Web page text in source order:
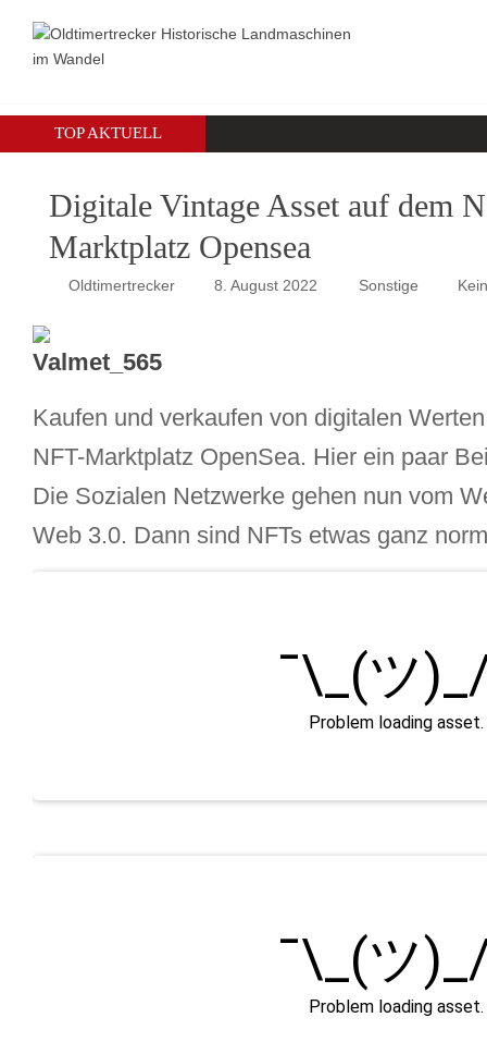
TOP AKTUELL
Digitale Vintage Asset auf dem
Marktplatz Opensea
Oldtimertrecker 8. August 2022 Sonstige
Kaufen und verkaufen von digitalen
NFT-Marktplatz OpenSea. Hier ein paar
Die Sozialen Netzwerke gehen nun vom
Web 3.0. Dann sind NFTs etwas ganz